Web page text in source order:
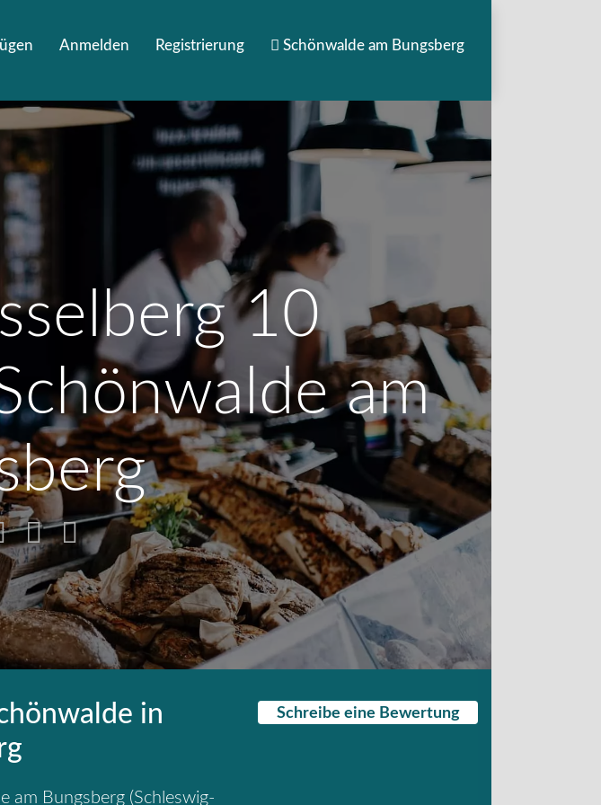
Anmelden Registrierung Schönwalde am Bungsberg
10
am
in
am Bungsberg (Schleswig-
Schreibe eine Bewertung